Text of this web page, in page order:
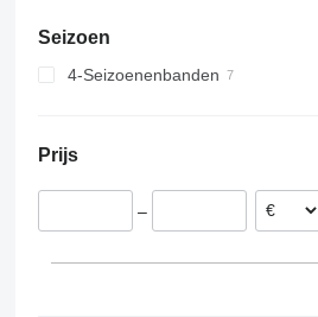
Seizoen
4-Seizoenenbanden
Prijs
–